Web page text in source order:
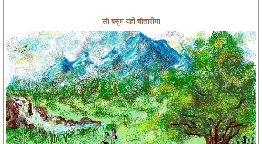
लौ बसुम यही चौतारीमा